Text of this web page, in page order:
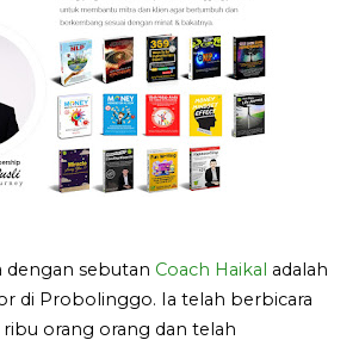
dengan sebutan Coach Haikal adalah
di Probolinggo. Ia telah berbicara
orang orang dan telah